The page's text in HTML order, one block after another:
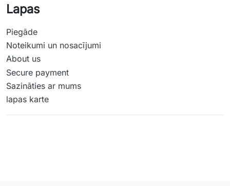
Lapas
Piegāde
Noteikumi un nosacījumi
About us
Secure payment
Sazināties ar mums
lapas karte